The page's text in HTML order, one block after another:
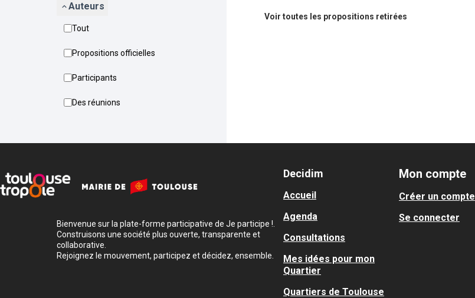
Auteurs
Tout
Propositions officielles
Participants
Des réunions
Voir toutes les propositions retirées
Bienvenue sur la plate-forme participative de Je participe !.
Construisons une société plus ouverte, transparente et
collaborative.
Rejoignez le mouvement, participez et décidez, ensemble.
Decidim
Accueil
Agenda
Consultations
Mes idées pour mon
Quartier
Quartiers de Toulouse
Mon compte
Créer un compte
Se connecter